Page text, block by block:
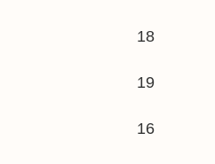
18
19
16